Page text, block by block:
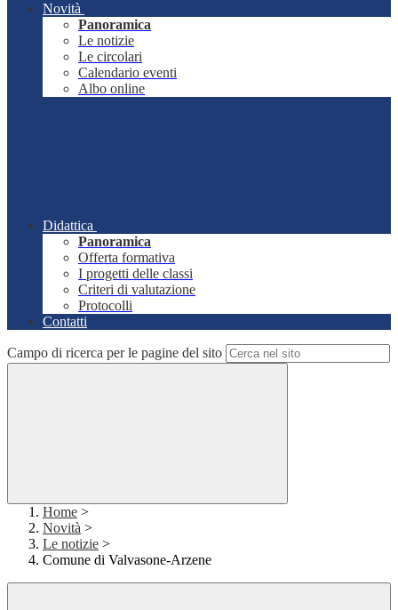
Novità
Panoramica
Le notizie
Le circolari
Calendario eventi
Albo online
Didattica
Panoramica
Offerta formativa
I progetti delle classi
Criteri di valutazione
Protocolli
Contatti
Campo di ricerca per le pagine del sito
Home >
Novità >
Le notizie >
Comune di Valvasone-Arzene